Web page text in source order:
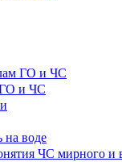
ГО и ЧС
ГО и ЧС
на воде
ЧС мирного и